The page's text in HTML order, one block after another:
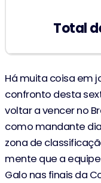
Total
Há muita coisa em
confronto desta
voltar a vencer no
como mandante
zona de
mente que a
Galo nas finais da